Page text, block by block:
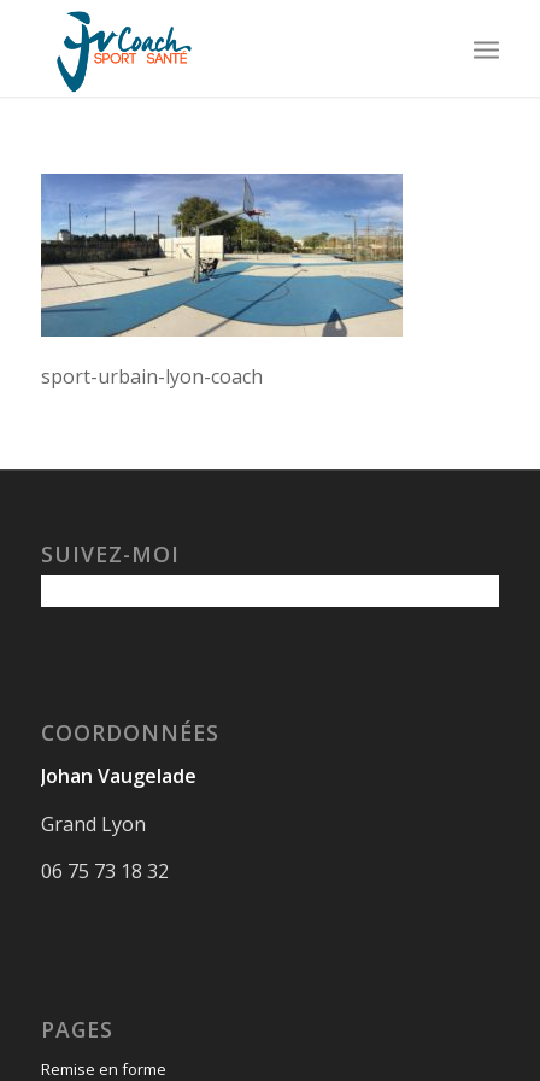
sport-urbain-lyon-coach
SUIVEZ-MOI
COORDONNÉES
Johan Vaugelade
Grand Lyon
06 75 73 18 32
PAGES
Remise en forme